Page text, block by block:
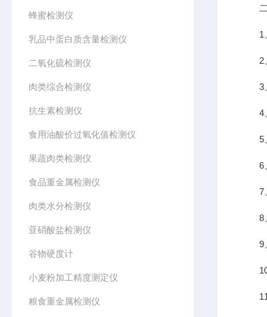
蜂蜜检测仪
乳品中蛋白质含量检测仪
二氧化硫检测仪
肉类综合检测仪
抗生素检测仪
食用油酸价过氧化值检测仪
果蔬肉类检测仪
食品重金属检测仪
肉类水分检测仪
亚硝酸盐检测仪
谷物硬度计
小麦粉加工精度测定仪
粮食重金属检测仪
二
1、
2、
3、
4、
5、
6、
7、
8、
9、
10
11